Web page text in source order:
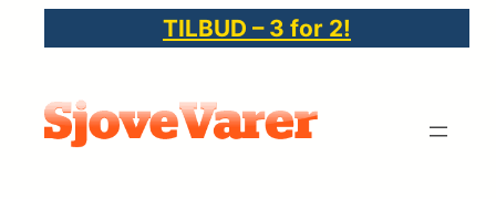
indhold
TILBUD – 3 for 2!